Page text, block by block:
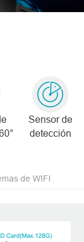
Sensor de
detección
de WIFI